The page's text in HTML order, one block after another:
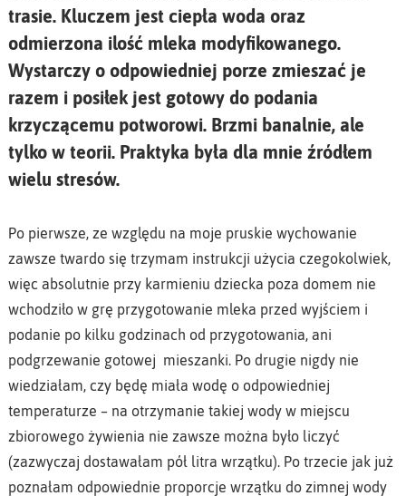
trasie. Kluczem jest ciepła woda oraz
odmierzona ilość mleka modyfikowanego.
Wystarczy o odpowiedniej porze zmieszać je
razem i posiłek jest gotowy do podania
krzyczącemu potworowi. Brzmi banalnie, ale
tylko w teorii. Praktyka była dla mnie źródłem
wielu stresów.
Po pierwsze, ze względu na moje pruskie wychowanie
zawsze twardo się trzymam instrukcji użycia czegokolwiek,
więc absolutnie przy karmieniu dziecka poza domem nie
wchodziło w grę przygotowanie mleka przed wyjściem i
podanie po kilku godzinach od przygotowania, ani
podgrzewanie gotowej mieszanki. Po drugie nigdy nie
wiedziałam, czy będę miała wodę o odpowiedniej
temperaturze – na otrzymanie takiej wody w miejscu
zbiorowego żywienia nie zawsze można było liczyć
(zazwyczaj dostawałam pół litra wrzątku). Po trzecie jak już
poznałam odpowiednie proporcje wrzątku do zimnej wody